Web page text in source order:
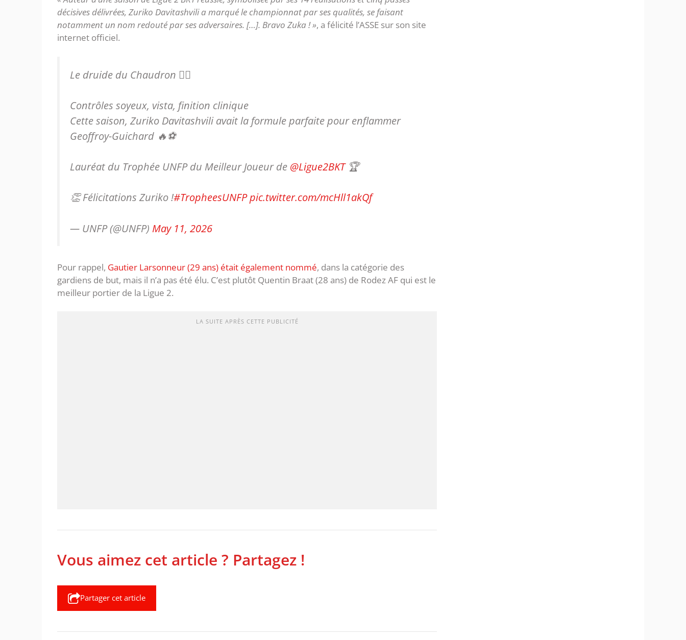
décisives délivrées, Zuriko Davitashvili a marqué le championnat par ses qualités, se faisant
notamment un nom redouté par ses adversaires. […]. Bravo Zuka ! », a félicité l’ASSE sur son site
internet officiel.
Le druide du Chaudron 🧙‍♂️
Contrôles soyeux, vista, finition clinique
Cette saison, Zuriko Davitashvili avait la formule parfaite pour enflammer
Geoffroy-Guichard 🔥⚽
Lauréat du Trophée UNFP du Meilleur Joueur de @Ligue2BKT🏆
👏 Félicitations Zuriko !#TropheesUNFPpic.twitter.com/mcHll1akQf
— UNFP (@UNFP) May 11, 2026
Pour rappel, Gautier Larsonneur (29 ans) était également nommé, dans la catégorie des
gardiens de but, mais il n’a pas été élu. C’est plutôt Quentin Braat (28 ans) de Rodez AF qui est le
meilleur portier de la Ligue 2.
LA SUITE APRÈS CETTE PUBLICITÉ
Vous aimez cet article ? Partagez !
Partager cet article